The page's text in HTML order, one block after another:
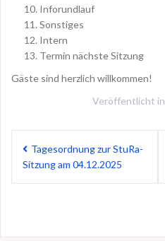
Inforundlauf
Sonstiges
Intern
Termin nächste Sitzung
Gäste sind herzlich willkommen!
Veröffentlicht in
Beitragsnavigation
Tagesordnung zur StuRa-
Sitzung am 04.12.2025